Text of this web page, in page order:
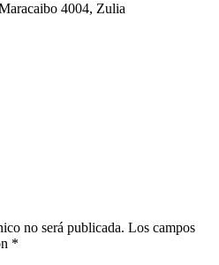
4004, Zulia
no será publicada. Los campos
*